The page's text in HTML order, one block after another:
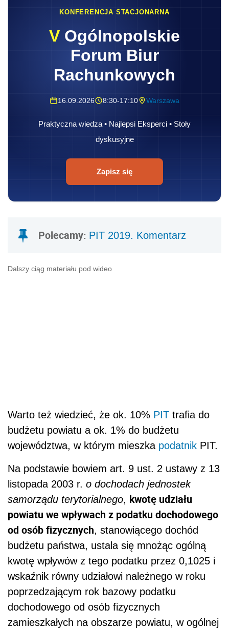
KONFERENCJA STACJONARNA
V Ogólnopolskie
Forum Biur
Rachunkowych
16.09.2026 8:30-17:10 Warszawa
Praktyczna wiedza • Najlepsi Eksperci • Stoły
dyskusyjne
Zapisz się
Polecamy: PIT 2019. Komentarz
Dalszy ciąg materiału pod wideo
Warto też wiedzieć, że ok. 10% PIT trafia do
budżetu powiatu a ok. 1% do budżetu
województwa, w którym mieszka podatnik PIT.
Na podstawie bowiem art. 9 ust. 2 ustawy z 13
listopada 2003 r. o dochodach jednostek
samorządu terytorialnego, kwotę udziału
powiatu we wpływach z podatku dochodowego
od osób fizycznych, stanowiącego dochód
budżetu państwa, ustala się mnożąc ogólną
kwotę wpływów z tego podatku przez 0,1025 i
wskaźnik równy udziałowi należnego w roku
poprzedzającym rok bazowy podatku
dochodowego od osób fizycznych
zamieszkałych na obszarze powiatu, w ogólnej